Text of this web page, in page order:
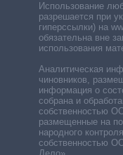
Использование
разрешается при
гиперссылки) на
обязательна вне
использования
Аналитическая
чиновников,
информация о
собрана и
собственностью
размещенные на
народного
собственностью